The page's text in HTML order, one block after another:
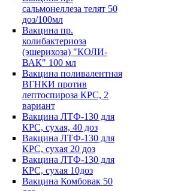
сальмонеллеза телят 50
доз/100мл
Вакцина пр.
колибактериоза
(эшерихоза) "КОЛИ-
ВАК" 100 мл
Вакцина поливалентная
ВГНКИ против
лептоспироза КРС, 2
вариант
Вакцина ЛТФ-130 для
КРС, сухая, 40 доз
Вакцина ЛТФ-130 для
КРС, сухая 20 доз
Вакцина ЛТФ-130 для
КРС, сухая 10доз
Вакцина Комбовак 50